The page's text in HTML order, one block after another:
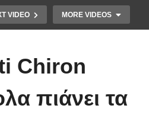
VIDEO MORE VIDEOS
Chiron
πιάνει τα